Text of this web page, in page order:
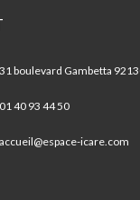
31 boulevard Gambetta
01 40 93 44 50
accueil@espace-icare.com